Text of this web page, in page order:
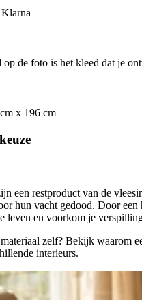
de foto is het kleed dat je
cm x 196 cm
een restproduct van de
hun vacht gedood. Door een
leven en voorkom je
zelf? Bekijk waarom
interieurs.